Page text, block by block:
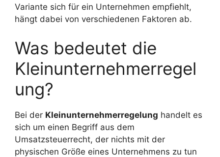
Variante sich für ein Unternehmen empfiehlt,
hängt dabei von verschiedenen Faktoren ab.
Was bedeutet die
Kleinunternehmerregel
ung?
Bei der Kleinunternehmerregelung handelt es
sich um einen Begriff aus dem
Umsatzsteuerrecht, der nichts mit der
physischen Größe eines Unternehmens zu tun